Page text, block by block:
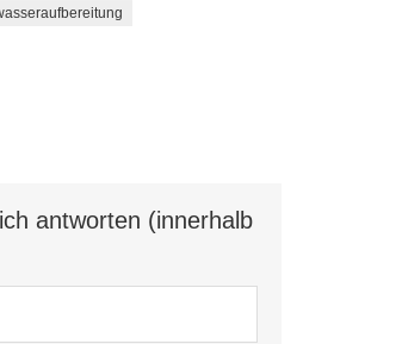
antworten (innerhalb